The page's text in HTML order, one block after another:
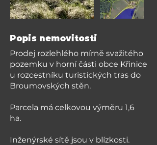
Popis nemovitosti
Prodej rozlehlého mírně svažitého
pozemku v horní části obce Křinice
u rozcestníku turistických tras do
Broumovských stěn.
Parcela má celkovou výměru 1,6
ha.
Inženýrské sítě jsou v blízkosti.